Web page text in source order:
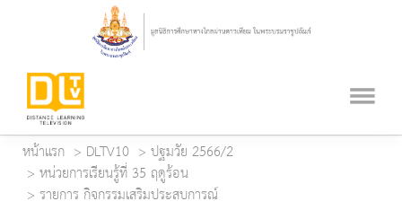
หน้าแรก DLTV10
ปฐมวัย 2566/2
หน่วยการเรียนรู้ที่ 35 ฤดูร้อน
รายการ กิจกรรมเสริมประสบการณ์